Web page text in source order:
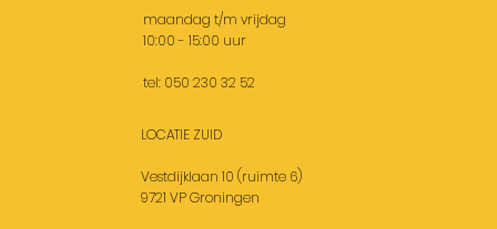
maandag t/m vrijdag
10:00 - 15:00 uur
tel: 050 230 32 52
LOCATIE ZUID
Vestdijklaan 10 (ruimte 6)
9721 VP Groningen